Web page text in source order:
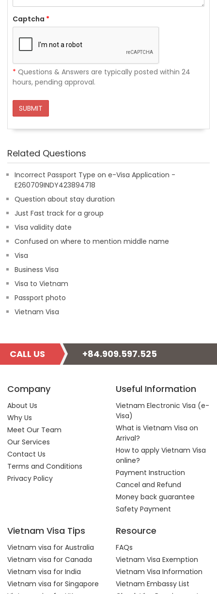
Captcha *
* Questions & Answers are typically posted within 24
hours, pending approval.
SUBMIT
Related Questions
Incorrect Passport Type on e-Visa Application -
E260709INDY423894718
Question about stay duration
Just Fast track for a group
Visa validity date
Confused on where to mention middle name
Visa
Business Visa
Visa to Vietnam
Passport photo
Vietnam Visa
CALL US +84.909.597.525
Company
About Us
Why Us
Meet Our Team
Our Services
Contact Us
Terms and Conditions
Privacy Policy
Useful Information
Vietnam Electronic Visa (e-
Visa)
What is Vietnam Visa on
Arrival?
How to apply Vietnam Visa
online?
Payment Instruction
Cancel and Refund
Money back guarantee
Safety Payment
Vietnam Visa Tips
Vietnam visa for Australia
Vietnam visa for Canada
Vietnam visa for India
Vietnam visa for Singapore
Resource
FAQs
Vietnam Visa Exemption
Vietnam Visa Information
Vietnam Embassy List